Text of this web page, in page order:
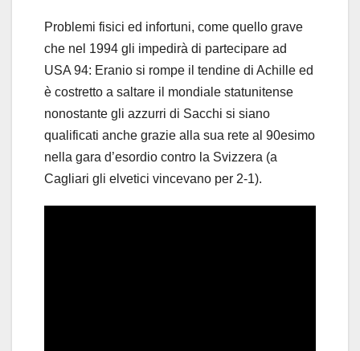
Problemi fisici ed infortuni, come quello grave
che nel 1994 gli impedirà di partecipare ad
USA 94: Eranio si rompe il tendine di Achille ed
è costretto a saltare il mondiale statunitense
nonostante gli azzurri di Sacchi si siano
qualificati anche grazie alla sua rete al 90esimo
nella gara d’esordio contro la Svizzera (a
Cagliari gli elvetici vincevano per 2-1).